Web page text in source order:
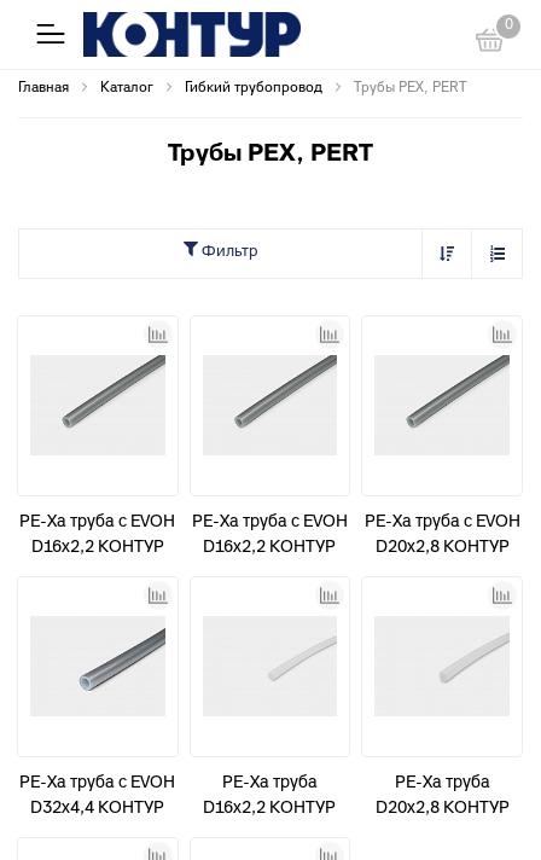
0
Главная Каталог Гибкий трубопровод Трубы PEX, PERT
Трубы PEX, PERT
Фильтр
PE-Xa труба с EVOH
D16х2,2 КОНТУР
PE-Xa труба с EVOH
D16х2,2 КОНТУР
PE-Xa труба с EVOH
D20х2,8 КОНТУР
PE-Xa труба с EVOH
D32х4,4 КОНТУР
PE-Xa труба
D16х2,2 КОНТУР
PE-Xa труба
D20х2,8 КОНТУР